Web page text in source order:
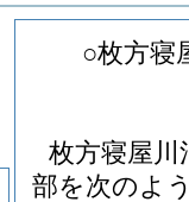
○枚方寝
枚方寝屋川
部を次のよ